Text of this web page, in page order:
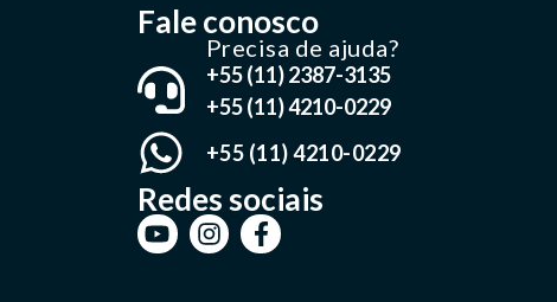
Fale conosco
Precisa de ajuda?
+55 (11) 2387-3135
+55 (11) 4210-0229
+55 (11) 4210-0229
Redes sociais